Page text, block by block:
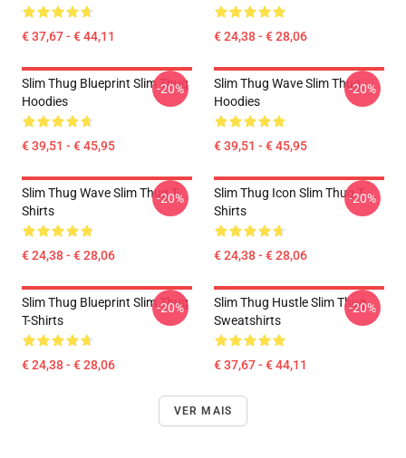
€ 37,67 - € 44,11 € 24,38 - € 28,06
Slim Thug Blueprint Slim Thug
Hoodies
€ 39,51 - € 45,95
-20%
Slim Thug Wave Slim Thug
Hoodies
€ 39,51 - € 45,95
-20%
Slim Thug Wave Slim Thug T-
Shirts
€ 24,38 - € 28,06
-20%
Slim Thug Icon Slim Thug T-
Shirts
€ 24,38 - € 28,06
-20%
Slim Thug Blueprint Slim Thug
T-Shirts
€ 24,38 - € 28,06
-20%
Slim Thug Hustle Slim Thug
Sweatshirts
€ 37,67 - € 44,11
-20%
VER MAIS